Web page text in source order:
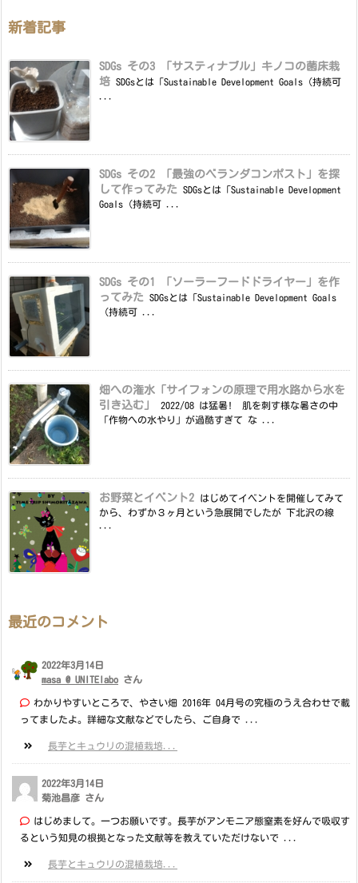
新着記事
SDGs その3 「サスティナブル」キノコの菌床栽
培 SDGsとは「Sustainable Development Goals（持続可
SDGs その2 「最強のベランダコンポスト」を探
して作ってみた
SDGsとは「Sustainable Development
Goals（持続可 ...
SDGs その1 「ソーラーフードドライヤー」を作
ってみた
SDGsとは「Sustainable Development Goals
（持続可 ...
畑への潅水「サイフォンの原理で用水路から水を
引き込む」
2022/08 は猛暑! 肌を刺す様な暑さの中
「作物への水やり」が過酷すぎて な ...
お野菜とイベント2
はじめてイベントを開催してみて
から、わずか３ヶ月という急展開でしたが 下北沢の線
最近のコメント
2022年3月14日
masa @ UNITElabo さん
わかりやすいところで、やさい畑 2016年 04月号の究極のうえ合わせで載
ってましたよ。詳細な文献などでしたら、ご自身で ...
長芋とキュウリの混植栽培...
2022年3月14日
菊池昌彦 さん
はじめまして。一つお願いです。長芋がアンモニア態窒素を好んで吸収す
るという知見の根拠となった文献等を教えていただけないで ...
長芋とキュウリの混植栽培...